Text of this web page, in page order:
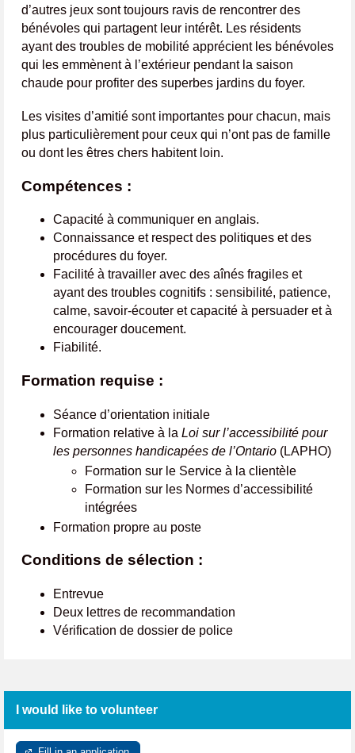
d’autres jeux sont toujours ravis de rencontrer des
bénévoles qui partagent leur intérêt. Les résidents
ayant des troubles de mobilité apprécient les bénévoles
qui les emmènent à l’extérieur pendant la saison
chaude pour profiter des superbes jardins du foyer.
Les visites d’amitié sont importantes pour chacun, mais
plus particulièrement pour ceux qui n’ont pas de famille
ou dont les êtres chers habitent loin.
Compétences :
Capacité à communiquer en anglais.
Connaissance et respect des politiques et des
procédures du foyer.
Facilité à travailler avec des aînés fragiles et
ayant des troubles cognitifs : sensibilité, patience,
calme, savoir-écouter et capacité à persuader et à
encourager doucement.
Fiabilité.
Formation requise :
Séance d’orientation initiale
Formation relative à la Loi sur l’accessibilité pour
les personnes handicapées de l’Ontario (LAPHO)
Formation sur le Service à la clientèle
Formation sur les Normes d’accessibilité
intégrées
Formation propre au poste
Conditions de sélection :
Entrevue
Deux lettres de recommandation
Vérification de dossier de police
I would like to volunteer